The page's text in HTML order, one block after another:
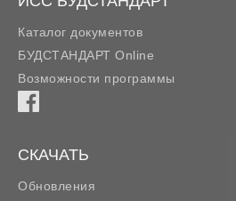
Каталог документов
БУДСТАНДАРТ Online
Возможности программы
СКАЧАТЬ
Обновления